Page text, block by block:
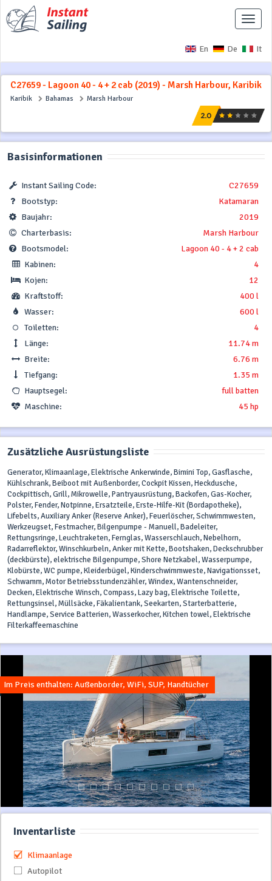
En De It
C27659 - Lagoon 40 - 4 + 2 cab (2019) - Marsh Harbour, Karibik
Karibik Bahamas Marsh Harbour
Basisinformationen
Instant Sailing Code:
C27659
Bootstyp:
Katamaran
Baujahr:
2019
Charterbasis:
Marsh Harbour
Bootsmodel:
Lagoon 40 - 4 + 2 cab
Kabinen:
4
Kojen:
12
Kraftstoff:
400 l
Wasser:
600 l
Toiletten:
4
Länge:
11.74 m
Breite:
6.76 m
Tiefgang:
1.35 m
Hauptsegel:
full batten
Maschine:
45 hp
Zusätzliche Ausrüstungsliste
Generator, Klimaanlage, Elektrische Ankerwinde, Bimini Top, Gasflasche,
Kühlschrank, Beiboot mit Außenborder, Cockpit Kissen, Heckdusche,
Cockpittisch, Grill, Mikrowelle, Pantryausrüstung, Backofen, Gas-Kocher,
Polster, Fender, Notpinne, Ersatzteile, Erste-Hilfe-Kit (Bordapotheke),
Lifebelts, Auxiliary Anker (Reserve Anker), Feuerlöscher, Schwimmwesten,
Werkzeugset, Festmacher, Bilgenpumpe - Manuell, Badeleiter,
Rettungsringe, Leuchtraketen, Fernglas, Wasserschlauch, Nebelhorn,
Radarreflektor, Winschkurbeln, Anker mit Kette, Bootshaken, Deckschrubber
(deckbürste), elektrische Bilgenpumpe, Shore Netzkabel, Wasserpumpe,
Klobürste, WC pumpe, Kleiderbügel, Kinderschwimmweste, Navigationsset,
Schwamm, Motor Betriebsstundenzähler, Windex, Wantenschneider,
Decken, Elektrische Winsch, Compass, Lazy bag, Elektrische Toilette,
Rettungsinsel, Müllsäcke, Fäkalientank, Seekarten, Starterbatterie,
Handlampe, Service Batterien, Wasserkocher, Kitchen towel, Elektrische
Filterkaffeemaschine
Im Preis enthalten: Außenborder, WiFi, SUP, Handtücher
Inventarliste
Klimaanlage
Autopilot